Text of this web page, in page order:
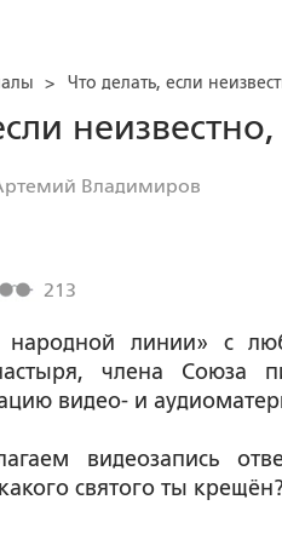
> Что делать, если
Владимиров
213
народной линии» с
члена Союза
видео- и
видеозапись
святого ты